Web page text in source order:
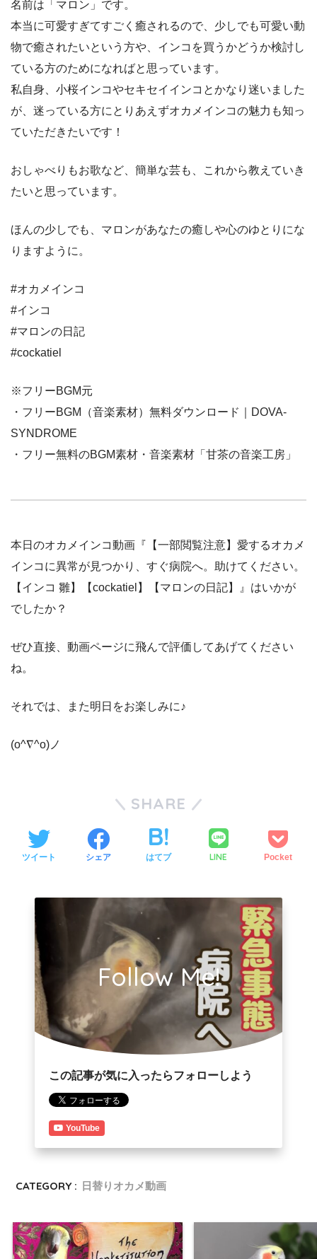
名前は「マロン」です。
本当に可愛すぎてすごく癒されるので、少しでも可愛い動
物で癒されたいという方や、インコを買うかどうか検討し
ている方のためになればと思っています。
私自身、小桜インコやセキセイインコとかなり迷いました
が、迷っている方にとりあえずオカメインコの魅力も知っ
ていただきたいです！
おしゃべりもお歌など、簡単な芸も、これから教えていき
たいと思っています。
ほんの少しでも、マロンがあなたの癒しや心のゆとりにな
りますように。
#オカメインコ
#インコ
#マロンの日記
#cockatiel
※フリーBGM元
・フリーBGM（音楽素材）無料ダウンロード｜DOVA-
SYNDROME
・フリー無料のBGM素材・音楽素材「甘茶の音楽工房」
本日のオカメインコ動画『【一部閲覧注意】愛するオカメ
インコに異常が見つかり、すぐ病院へ。助けてください。
【インコ 雛】【cockatiel】【マロンの日記】』はいかが
でしたか？
ぜひ直接、動画ページに飛んで評価してあげてください
ね。
それでは、また明日をお楽しみに♪
(o^∇^o)ノ
SHARE
ツイート シェア はてブ LINE Pocket
Follow Me!
この記事が気に入ったらフォローしよう
YouTube
CATEGORY : 日替りオカメ動画